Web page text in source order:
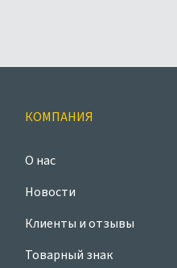
КОМПАНИЯ
О нас
Новости
Клиенты и отзывы
Товарный знак